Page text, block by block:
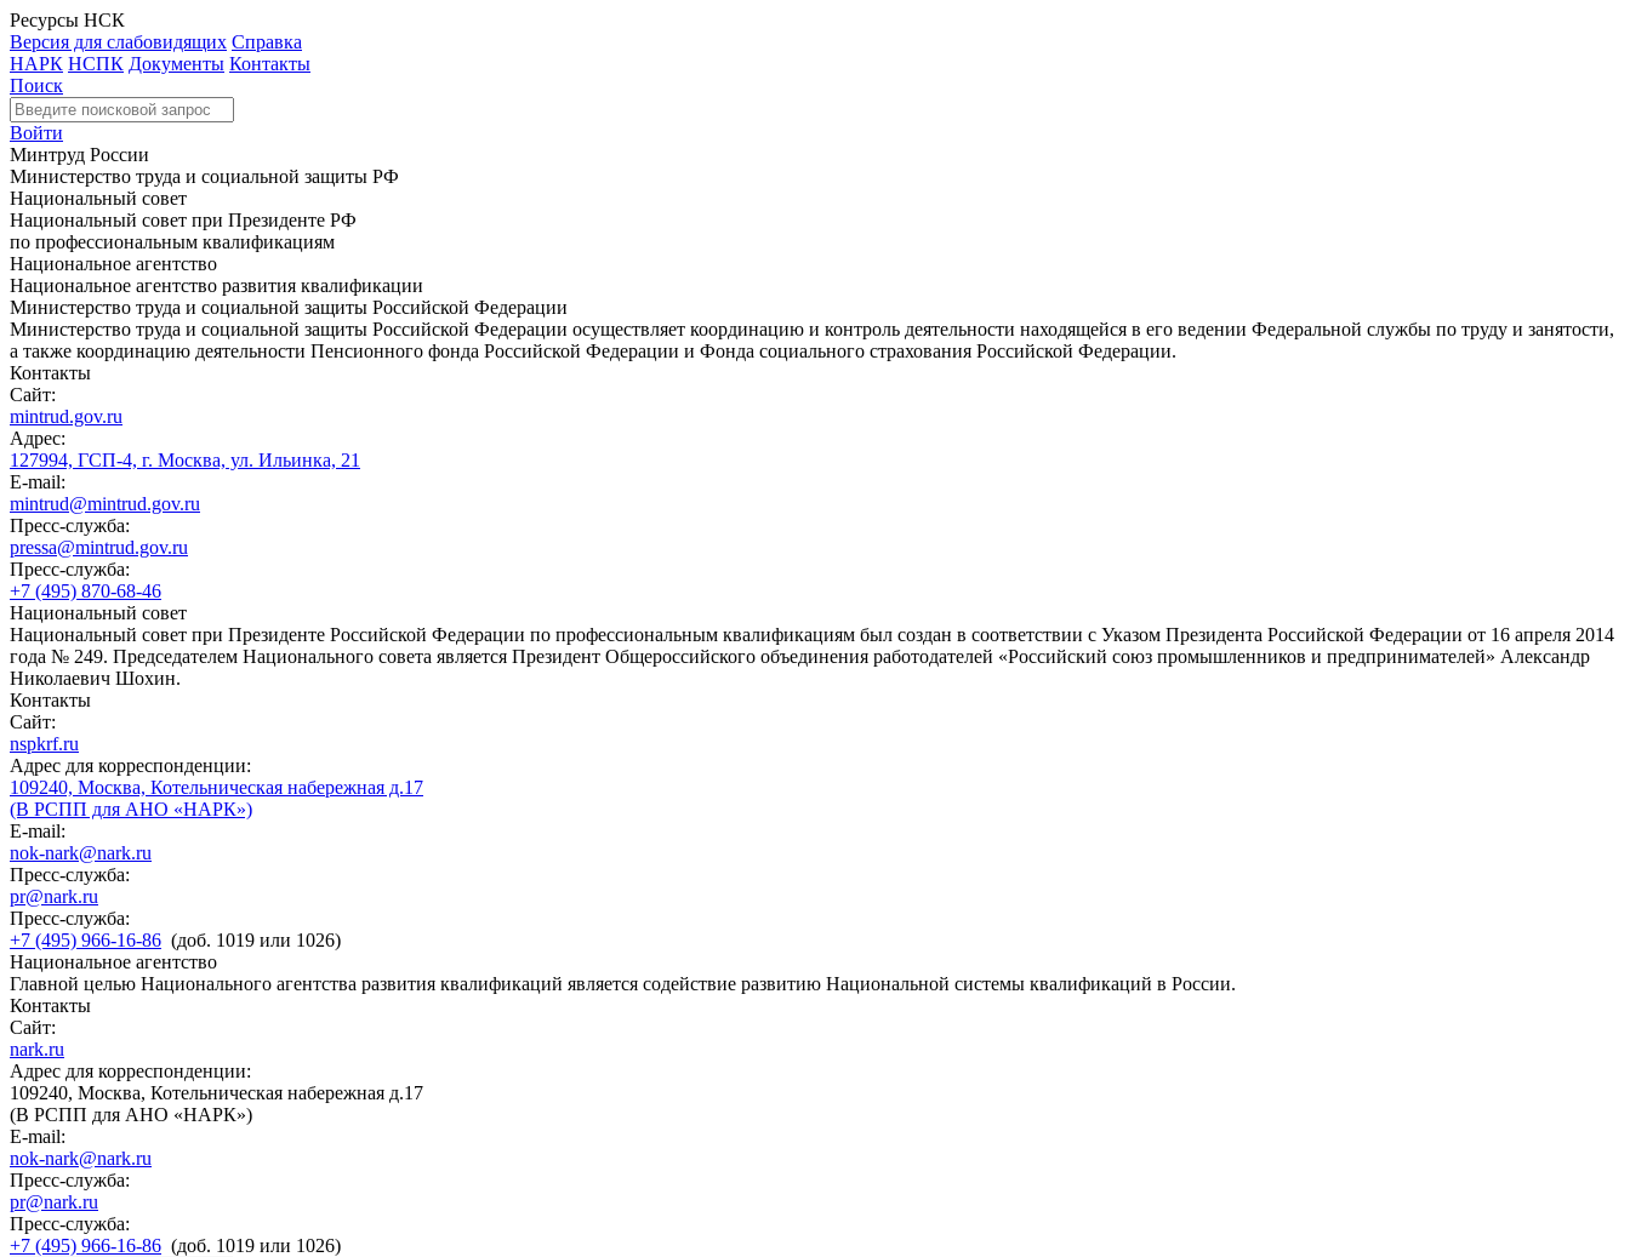
Ресурсы НСК
Версия для слабовидящих Справка
НАРК НСПК Документы Контакты
Поиск
Войти
Минтруд России
Министерство труда и социальной защиты РФ
Национальный совет
Национальный совет при Президенте РФ
по профессиональным квалификациям
Национальное агентство
Национальное агентство развития квалификации
Министерство труда и социальной защиты Российской Федерации
Министерство труда и социальной защиты Российской Федерации осуществляет координацию и контроль деятельности находящейся в его ведении Федеральной службы по труду и занятости,
а также координацию деятельности Пенсионного фонда Российской Федерации и Фонда социального страхования Российской Федерации.
Контакты
Сайт:
mintrud.gov.ru
Адрес:
127994, ГСП-4, г. Москва, ул. Ильинка, 21
E-mail:
mintrud@mintrud.gov.ru
Пресс-служба:
pressa@mintrud.gov.ru
Пресс-служба:
+7 (495) 870-68-46
Национальный совет
Национальный совет при Президенте Российской Федерации по профессиональным квалификациям был создан в соответствии с Указом Президента Российской Федерации от 16 апреля 2014
года № 249. Председателем Национального совета является Президент Общероссийского объединения работодателей «Российский союз промышленников и предпринимателей» Александр
Николаевич Шохин.
Контакты
Сайт:
nspkrf.ru
Адрес для корреспонденции:
109240, Москва, Котельническая набережная д.17
(В РСПП для АНО «НАРК»)
E-mail:
nok-nark@nark.ru
Пресс-служба:
pr@nark.ru
Пресс-служба:
+7 (495) 966-16-86 (доб. 1019 или 1026)
Национальное агентство
Главной целью Национального агентства развития квалификаций является содействие развитию Национальной системы квалификаций в России.
Контакты
Сайт:
nark.ru
Адрес для корреспонденции:
109240, Москва, Котельническая набережная д.17
(В РСПП для АНО «НАРК»)
E-mail:
nok-nark@nark.ru
Пресс-служба:
pr@nark.ru
Пресс-служба:
+7 (495) 966-16-86 (доб. 1019 или 1026)